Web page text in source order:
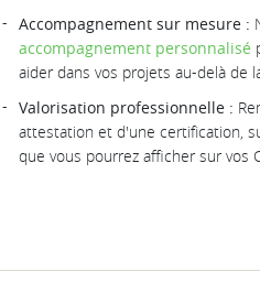
Accompagnement sur mesure :
accompagnement personnalisé
aider dans vos projets au-delà de
Valorisation professionnelle :
attestation et d'une certification,
que vous pourrez afficher sur vos